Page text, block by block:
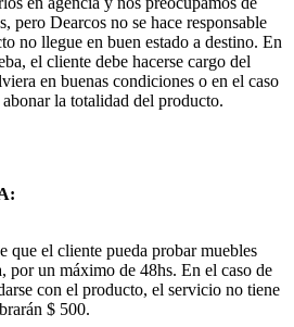
pero Dearcos no se hace responsable
no llegue en buen estado a destino. En
el cliente debe hacerse cargo del
en buenas condiciones o en el caso
la totalidad del producto.
que el cliente pueda probar muebles
por un máximo de 48hs. En el caso de
con el producto, el servicio no tiene
$ 500.